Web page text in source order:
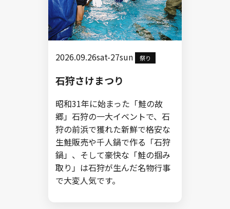
2026.09.26sat-27sun 祭り
石狩さけまつり
昭和31年に始まった「鮭の故
郷」石狩の一大イベントで、石
狩の前浜で獲れた新鮮で格安な
生鮭販売や千人鍋で作る「石狩
鍋」、そして豪快な「鮭の掴み
取り」は石狩が生んだ名物行事
で大変人気です。